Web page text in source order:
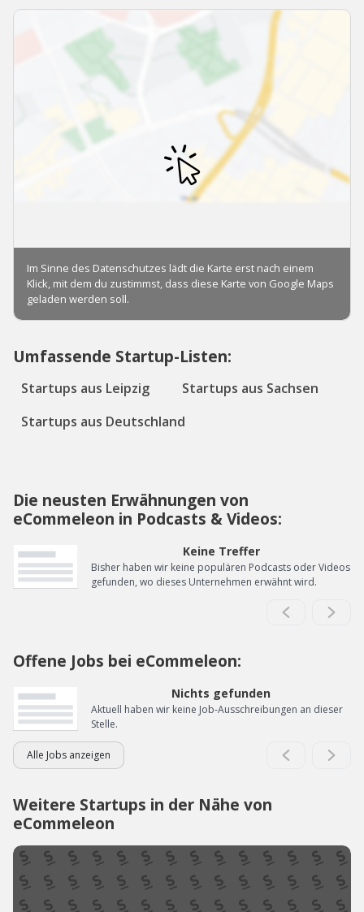
Umfassende Startup-Listen:
Startups aus Leipzig
Startups aus Sachsen
Startups aus Deutschland
Die neusten Erwähnungen von
eCommeleon in Podcasts & Videos:
Keine Treffer
Bisher haben wir keine populären Podcasts oder Videos
gefunden, wo dieses Unternehmen erwähnt wird.
Offene Jobs bei eCommeleon:
Nichts gefunden
Aktuell haben wir keine Job-Ausschreibungen an dieser
Stelle.
Alle Jobs anzeigen
Weitere Startups in der Nähe von
eCommeleon